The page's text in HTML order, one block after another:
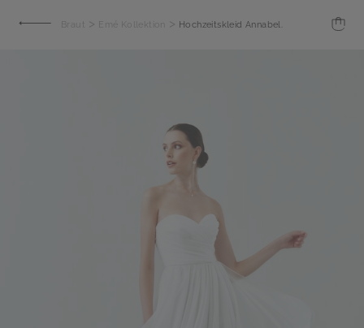
Braut > Emé Kollektion > Hochzeitskleid Annabel.